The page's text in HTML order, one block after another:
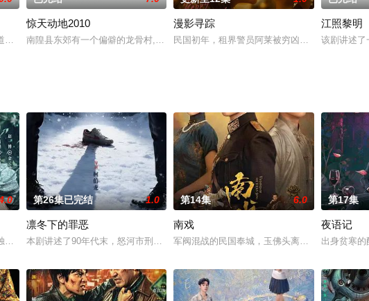
高人，姓姬，名神光，看破红尘，欲皈依佛门，来到少林，要求达
惊天动地2010
南隍县东郊有一个偏僻的龙骨村,龙骨村里的安佛寺里有一尊魏晋时期的石佛,重达一点
漫影寻踪
民国初年，租界警员阿莱被穷凶极恶的帮派追杀
江照黎明
该剧讲述了
家连载漫画《吾凰在上》。
第26集已完结 1.0
凛冬下的罪恶
本剧讲述了90年代末，怒河市刑侦支队在无普及监控、无DNA鉴定技术的支持下，通
第14集 6.0
南戏
军阀混战的民国奉城，玉佛头离奇失窃，戏班主
第17集
夜语记
出身贫寒的